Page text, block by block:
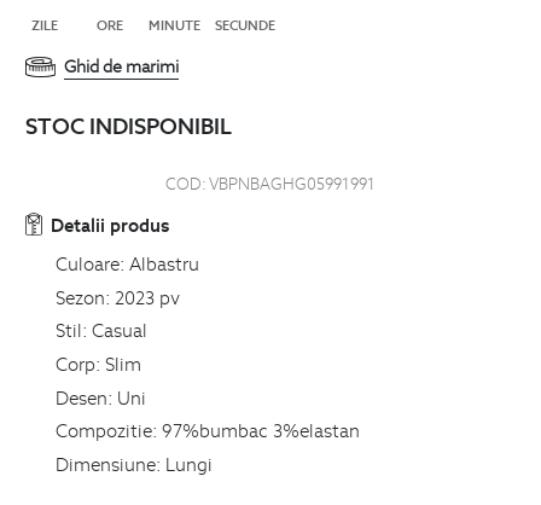
ZILE ORE MINUTE SECUNDE
Ghid de marimi
STOC INDISPONIBIL
COD:VBPNBAGHG05991991
Detalii produs
Culoare: Albastru
Sezon: 2023 pv
Stil: Casual
Corp: Slim
Desen: Uni
Compozitie: 97%bumbac 3%elastan
Dimensiune: Lungi